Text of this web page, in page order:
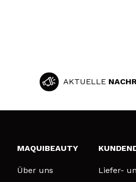
AKTUELLE
MAQUIBEAUTY
Über uns
Liefer-